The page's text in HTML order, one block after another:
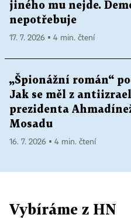
jiného mu nejde.
nepotřebuje
17. 7. 2026 ▪ 4 min. čtení
„Špionážní román“
Jak se měl z
prezidenta
Mosadu
16. 7. 2026 ▪ 4 min. čtení
Vybíráme z HN